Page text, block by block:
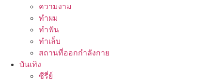
ความงาม
ทำผม
ทำฟัน
ทำเล็บ
สถานที่ออกกำลังกาย
บันเทิง
ซีรี่ย์